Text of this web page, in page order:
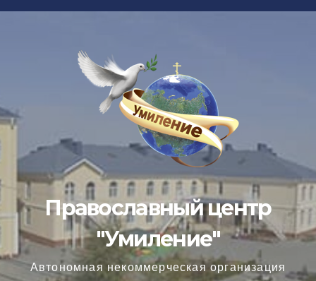
Перейти
Православный центр
"Умиление"
Автономная некоммерческая организация